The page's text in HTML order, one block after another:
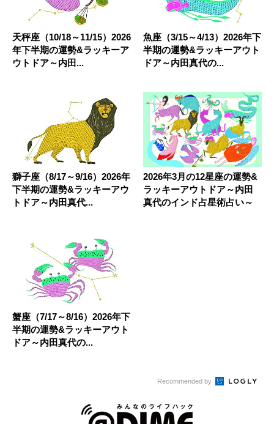
天秤座（10/18～11/15）2026
年下半期の運勢&ラッキーア
ウトドア～内田...
魚座（3/15～4/13）2026年下
半期の運勢&ラッキーアウト
ドア～内田真代の...
獅子座（8/17～9/16）2026年
下半期の運勢&ラッキーアウ
トドア～内田真代...
2026年3月の12星座の運勢&
ラッキーアウトドア～内田
真代のインド占星術占い～
蟹座（7/17～8/16）2026年下
半期の運勢&ラッキーアウト
ドア～内田真代の...
Recommended by